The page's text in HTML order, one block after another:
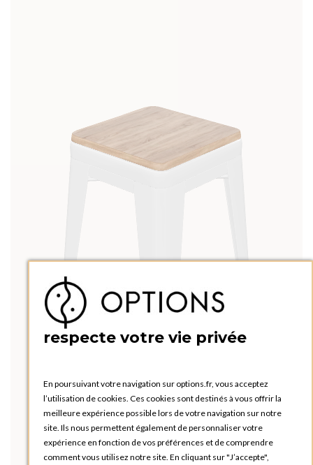
respecte votre vie privée
En poursuivant votre navigation sur options.fr, vous acceptez
l’utilisation de cookies. Ces cookies sont destinés à vous offrir la
meilleure expérience possible lors de votre navigation sur notre
site. Ils nous permettent également de personnaliser votre
expérience en fonction de vos préférences et de comprendre
comment vous utilisez notre site. En cliquant sur "J’accepte",